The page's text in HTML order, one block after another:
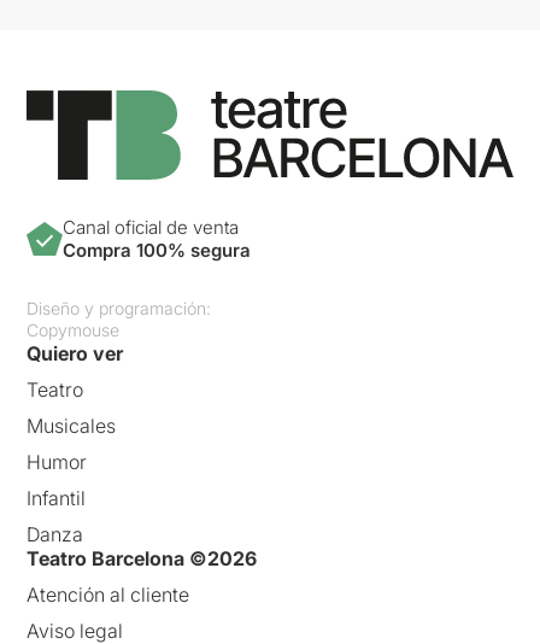
Canal oficial de venta
Compra 100% segura
Diseño y programación:
Copymouse
Quiero ver
Teatro
Musicales
Humor
Infantil
Danza
Teatro Barcelona ©2026
Atención al cliente
Aviso legal